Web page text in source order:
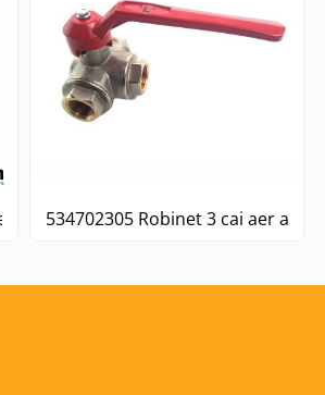
Liebherr - fata (piulite incluse)
534702305 Robinet 3 cai aer